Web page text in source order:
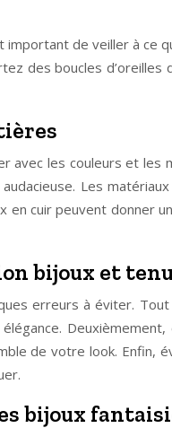
de veiller à ce
des boucles
les couleurs et
Les
en cuir peuvent
bijoux et
erreurs à éviter.
de votre look.
bijoux